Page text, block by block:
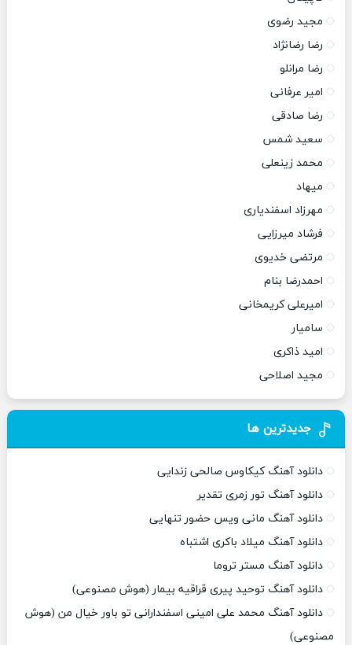
مجید رضوی
رضا رضانژاد
رضا مرانلو
امیر عرفانی
رضا صادقی
سعید شمس
محمد زینعلی
میهاد
مهرزاد اسفندیاری
فرشاد میرزایی
مرتضی خدیوی
احمدرضا بنام
امیرعلی کریمخانی
سامیار
امید ذاکری
مجید اصلاحی
جدیدترین ها
دانلود آهنگ کیکاوس صالحی زندایی
دانلود آهنگ تور زمری تقدیر
دانلود آهنگ مانی ویس حضور تنهایی
دانلود آهنگ میلاد باکری اشتباه
دانلود آهنگ مستر تروما
دانلود آهنگ توحید پیری قراقیه بیمار (هوش مصنوعی)
دانلود آهنگ محمد علی امینی اسفندارانی تو باور خیال من (هوش
مصنوعی)